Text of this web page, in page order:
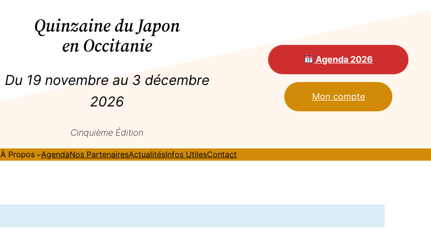
Quinzaine du Japon
en Occitanie
Du 19 novembre au 3 décembre
2026
Cinquième Édition
Agenda 2026
Mon compte
À Propos AgendaNos PartenairesActualitésInfos UtilesContact